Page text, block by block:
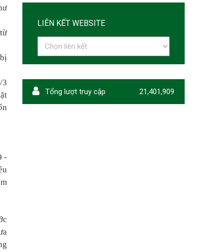
3
-
LIÊN KẾT WEBSITE
Tổng lượt truy cập 21,401,909